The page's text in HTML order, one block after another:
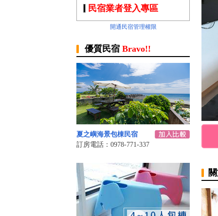
民宿業者登入專區
開通民宿管理權限
優質民宿 Bravo!!
夏之嶼海景包棟民宿
訂房電話：0978-771-337